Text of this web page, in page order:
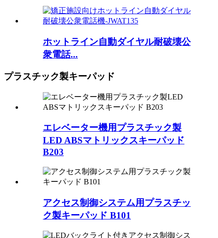
ホットライン自動ダイヤル耐破壊公
衆電話...
プラスチック製キーパッド
エレベーター機用プラスチック製
LED ABSマトリックスキーパッド
B203
アクセス制御システム用プラスチッ
ク製キーパッド B101